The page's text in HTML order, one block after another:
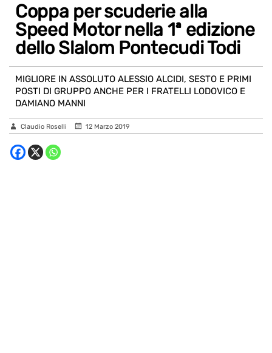
Coppa per scuderie alla
Speed Motor nella 1ª edizione
dello Slalom Pontecudi Todi
MIGLIORE IN ASSOLUTO ALESSIO ALCIDI, SESTO E PRIMI
POSTI DI GRUPPO ANCHE PER I FRATELLI LODOVICO E
DAMIANO MANNI
Claudio Roselli 12 Marzo 2019